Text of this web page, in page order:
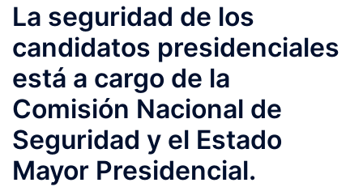
La seguridad de los
candidatos presidenciales
está a cargo de la
Comisión Nacional de
Seguridad y el Estado
Mayor Presidencial.